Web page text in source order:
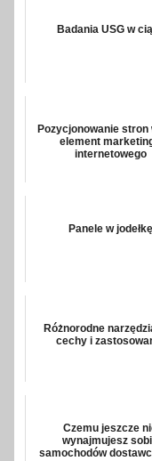
Badania USG w
Pozycjonowanie stron
element
internetowego
Panele w jodełkę
Różnorodne
cechy i
Czemu jeszcze
wynajmujesz
samochodów